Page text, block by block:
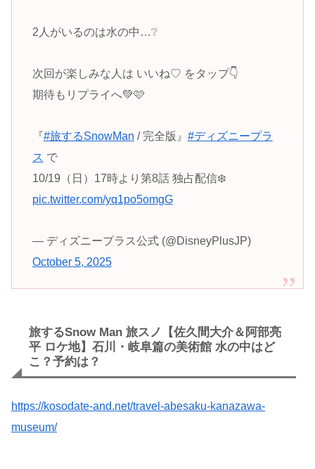
2人がいるのは水の中…❔
次回が楽しみな人は いいね♡ をタップ👇
期待もリプライへ💚🩷
『#旅するSnowMan / 完全版』 #ディズニープラ
ス で
10/19（日）17時より第8話 独占配信❄️
pic.twitter.com/yq1po5omgG
— ディズニープラス公式 (@DisneyPlusJP)
October 5, 2025
旅するSnow Man 旅スノ【佐久間大介＆阿部亮
平 ロケ地】石川・岐阜篇の美術館 水の中はど
こ？予約は？
https://kosodate-and.net/travel-abesaku-kanazawa-
museum/